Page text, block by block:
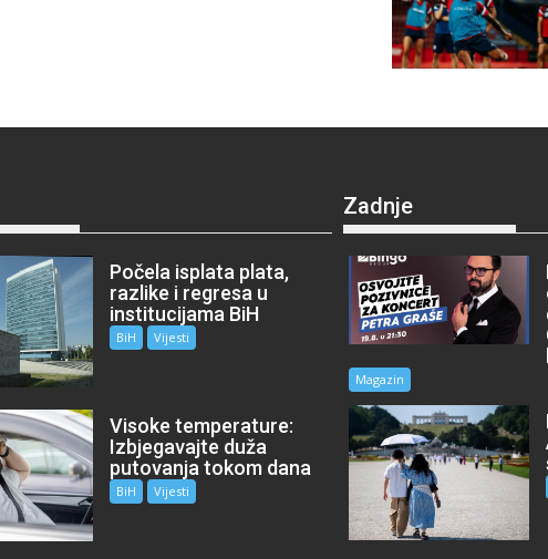
Počela isplata plata,
razlike i regresa u
institucijama BiH
BiH Vijesti
Visoke temperature:
Izbjegavajte duža
putovanja tokom dana
BiH Vijesti
Zadnje
Magazin